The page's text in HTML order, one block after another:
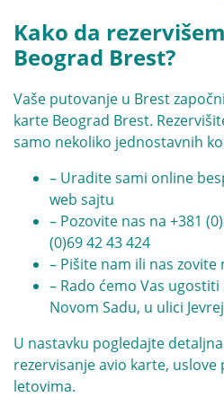
Kako da
Beograd Brest?
Vaše putovanje u Brest
karte Beograd Brest.
samo nekoliko jednostavnih
– Uradite sami online
web sajtu
– Pozovite nas na +381
(0)69 42 43 424
– Pišite nam ili nas zovite
– Rado ćemo Vas
Novom Sadu, u ulici
U nastavku pogledajte
rezervisanje avio karte,
letovima.